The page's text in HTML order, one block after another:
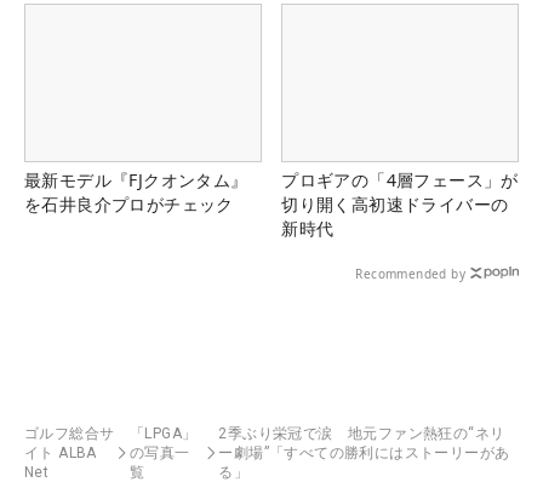
最新モデル『FJクオンタム』
を石井良介プロがチェック
プロギアの「4層フェース」が
切り開く高初速ドライバーの
新時代
Recommended by
ゴルフ総合サ
イト ALBA
Net
「LPGA」
の写真一
覧
2季ぶり栄冠で涙 地元ファン熱狂の“ネリ
ー劇場”「すべての勝利にはストーリーがあ
る」